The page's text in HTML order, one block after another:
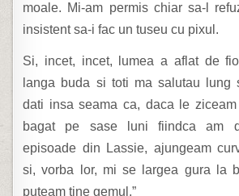
moale. Mi-am permis chiar sa-l
insistent sa-i fac un tuseu cu pixul.
Si, incet, incet, lumea a aflat de
langa buda si toti ma salutau lung
dati insa seama ca, daca le
bagat pe sase luni fiindca am
episoade din Lassie, ajungeam
si, vorba lor, mi se largea gura la
puteam tine gemul.”